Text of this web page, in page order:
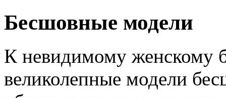
Бесшовные модели
К невидимому женскому
великолепные модели